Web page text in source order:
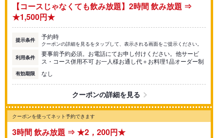
【コースじゃなくても飲み放題】2時間 飲み放題 ⇒
★1,500円★
提示条件 予約時
クーポンの詳細を見るをタップして、表示される画面をご提示ください。
利用条件
要事前予約必須。お電話にてお申し付けください。他サービ
ス・コース併用不可 お一人様お通し代＋お料理1品オーダー制
有効期限 なし
クーポンの詳細を見る
クーポンを使ってネット予約できます
3時間 飲み放題 ⇒ ★2，200円★